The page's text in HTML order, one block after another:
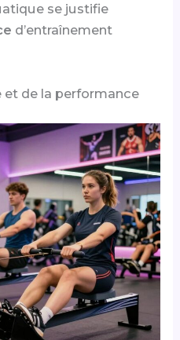
se justifie
d’entraînement
et de la performance